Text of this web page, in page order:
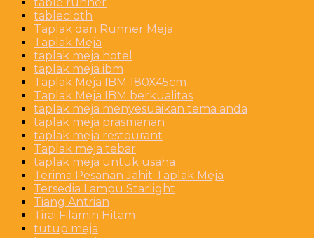
tablecloth
Taplak dan Runner Meja
Taplak Meja
taplak meja hotel
taplak meja ibm
Taplak Meja IBM 180X45cm
Taplak Meja IBM berkualitas
taplak meja menyesuaikan tema anda
taplak meja prasmanan
taplak meja restourant
Taplak meja tebar
taplak meja untuk usaha
Terima Pesanan Jahit Taplak Meja
Tersedia Lampu Starlight
Tiang Antrian
Tirai Filamin Hitam
tutup meja